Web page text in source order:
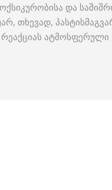
და
თხევად,
ატმოსფერული